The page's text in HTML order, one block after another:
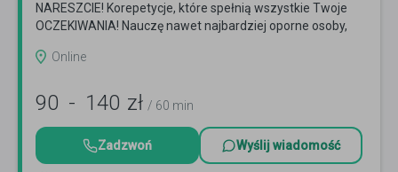
NARESZCIE! Korepetycje, które spełnią wszystkie Twoje
OCZEKIWANIA! Nauczę nawet najbardziej oporne osoby,
Online
90 - 140 zł / 60 min
Zadzwoń Wyślij wiadomość